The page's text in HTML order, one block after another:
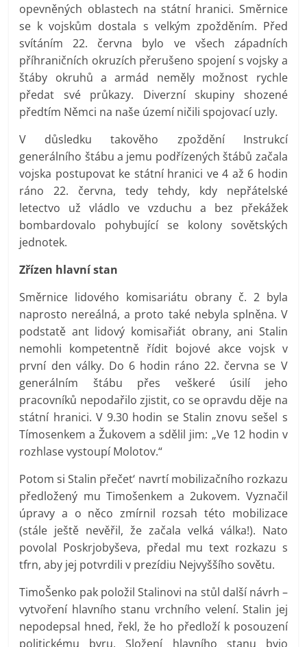
opevněných oblastech na státní hranici. Směrnice
se k vojskům dostala s velkým zpožděním. Před
svítáním 22. června bylo ve všech západních
příhraničních okruzích přerušeno spojení s vojsky a
štáby okruhů a armád neměly možnost rychle
předat své průkazy. Diverzní skupiny shozené
předtím Němci na naše území ničili spojovací uzly.
V důsledku takověho zpoždění Instrukcí
generálního štábu a jemu podřízených štábů začala
vojska postupovat ke státní hranici ve 4 až 6 hodin
ráno 22. června, tedy tehdy, kdy nepřátelské
letectvo už vládlo ve vzduchu a bez překážek
bombardovalo pohybující se kolony sovětských
jednotek.
Zřízen hlavní stan
Směrnice lidového komisariátu obrany č. 2 byla
naprosto nereálná, a proto také nebyla splněna. V
podstatě ant lidový komisařiát obrany, ani Stalin
nemohli kompetentně řídit bojové akce vojsk v
první den války. Do 6 hodin ráno 22. června se V
generálním štábu přes veškeré úsilí jeho
pracovníků nepodařilo zjistit, co se opravdu děje na
státní hranici. V 9.30 hodin se Stalin znovu sešel s
Tímosenkem a Žukovem a sdělil jim: „Ve 12 hodin v
rozhlase vystoupí Molotov.“
Potom si Stalin přečet‘ navrtí mobilizačního rozkazu
předložený mu Timošenkem a 2ukovem. Vyznačil
úpravy a o něco zmírnil rozsah této mobilizace
(stále ještě nevěřil, že začala velká válka!). Nato
povolal Poskrjobyševa, předal mu text rozkazu s
tfrn, aby jej potvrdili v prezídiu Nejvyššího sovětu.
TimoŠenko pak položil Stalinovi na stůl další návrh –
vytvoření hlavního stanu vrchního velení. Stalin jej
nepodepsal hned, řekl, že ho předloží k posouzení
politickému byru. Složení hlavního stanu byio